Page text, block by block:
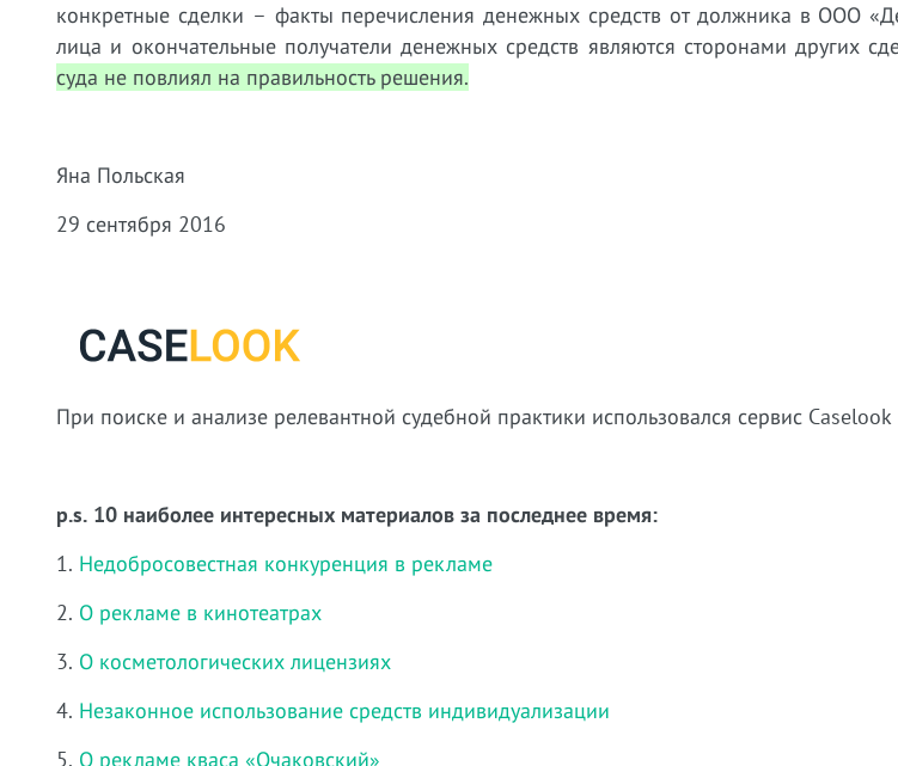
конкретные сделки – факты перечисления денежных средств от должника в ООО
лица и окончательные получатели денежных средств являются сторонами других
суда не повлиял на правильность решения.
Яна Польская
29 сентября 2016
При поиске и анализе релевантной судебной практики использовался сервис Caselook
p.s. 10 наиболее интересных материалов за последнее время:
1. Недобросовестная конкуренция в рекламе
2. О рекламе в кинотеатрах
3. О косметологических лицензиях
4. Незаконное использование средств индивидуализации
5. О рекламе кваса «Очаковский»